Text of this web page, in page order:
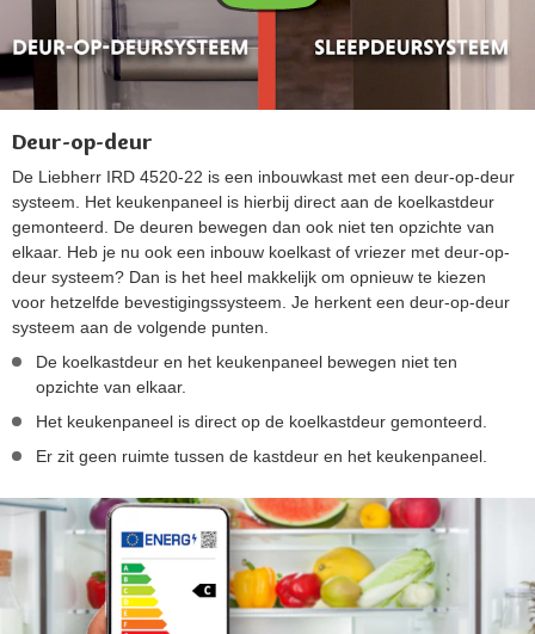
Deur-op-deur
De Liebherr IRD 4520-22 is een inbouwkast met een deur-op-deur
systeem. Het keukenpaneel is hierbij direct aan de koelkastdeur
gemonteerd. De deuren bewegen dan ook niet ten opzichte van
elkaar. Heb je nu ook een inbouw koelkast of vriezer met deur-op-
deur systeem? Dan is het heel makkelijk om opnieuw te kiezen
voor hetzelfde bevestigingssysteem. Je herkent een deur-op-deur
systeem aan de volgende punten.
De koelkastdeur en het keukenpaneel bewegen niet ten
opzichte van elkaar.
Het keukenpaneel is direct op de koelkastdeur gemonteerd.
Er zit geen ruimte tussen de kastdeur en het keukenpaneel.